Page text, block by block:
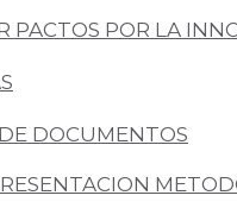
PACTOS POR LA
DOCUMENTOS